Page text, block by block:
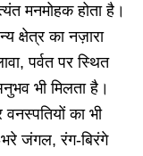
मनमोहक होता है।
क्षेत्र का नज़ारा
पर्वत पर स्थित
भी मिलता है।
का भी
जंगल, रंग-बिरंगे